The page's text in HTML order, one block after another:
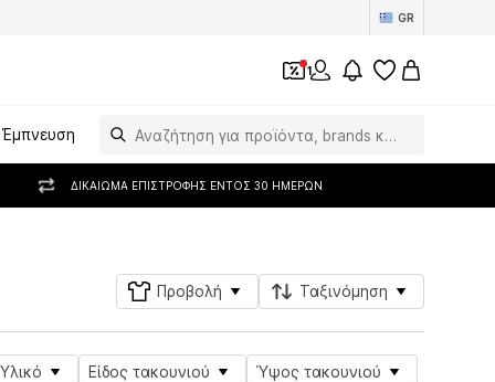
GR
1
Έμπνευση
ΔΙΚΑΊΩΜΑ ΕΠΙΣΤΡΟΦΉΣ ΕΝΤΌΣ 30 ΗΜΕΡΏΝ
Προβολή Ταξινόμηση
Υλικό Είδος τακουνιού
Ύψος τακουνιού